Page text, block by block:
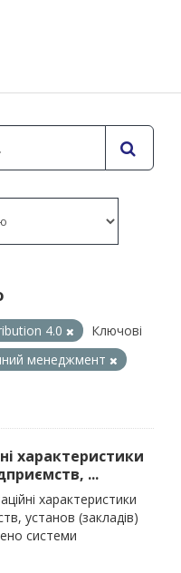
4.0
Ключові
менеджмент
характеристики
...
характеристики
установ (закладів)
системи